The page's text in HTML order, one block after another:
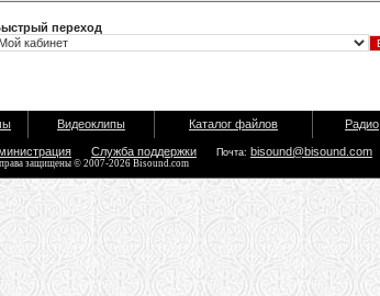
переход
Видеоклипы Каталог файлов Радио
Служба поддержки Почта: bisound@bisound.com
защищены © 2007-2026 Bisound.com